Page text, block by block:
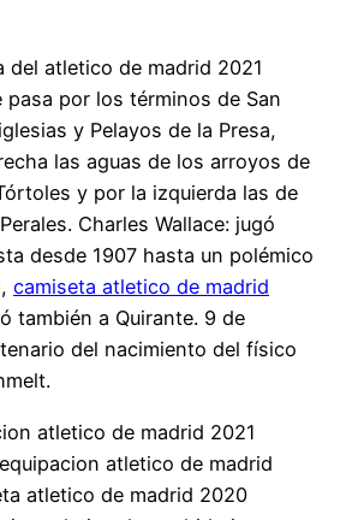
pasa por los términos de San
y Pelayos de la Presa,
las aguas de los arroyos de
y por la izquierda las de
Charles Wallace: jugó
desde 1907 hasta un polémico
camiseta atletico de madrid
también a Quirante. 9 de
del nacimiento del físico